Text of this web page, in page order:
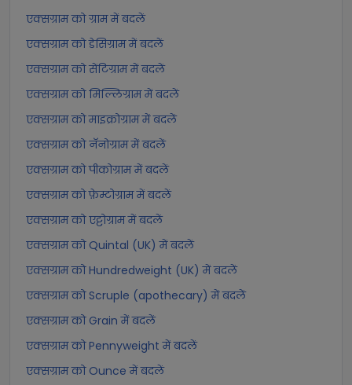
एक्सग्राम को ग्राम में बदलें
एक्सग्राम को डेसिग्राम में बदलें
एक्सग्राम को सेंटिग्राम में बदलें
एक्सग्राम को मिल्लिग्राम में बदलें
एक्सग्राम को माइक्रोग्राम में बदलें
एक्सग्राम को नॅनोग्राम में बदलें
एक्सग्राम को पीकोग्राम में बदलें
एक्सग्राम को फ़ेम्टोग्राम में बदलें
एक्सग्राम को एट्टोग्राम में बदलें
एक्सग्राम को Quintal (UK) में बदलें
एक्सग्राम को Hundredweight (UK) में बदलें
एक्सग्राम को Scruple (apothecary) में बदलें
एक्सग्राम को Grain में बदलें
एक्सग्राम को Pennyweight में बदलें
एक्सग्राम को Ounce में बदलें